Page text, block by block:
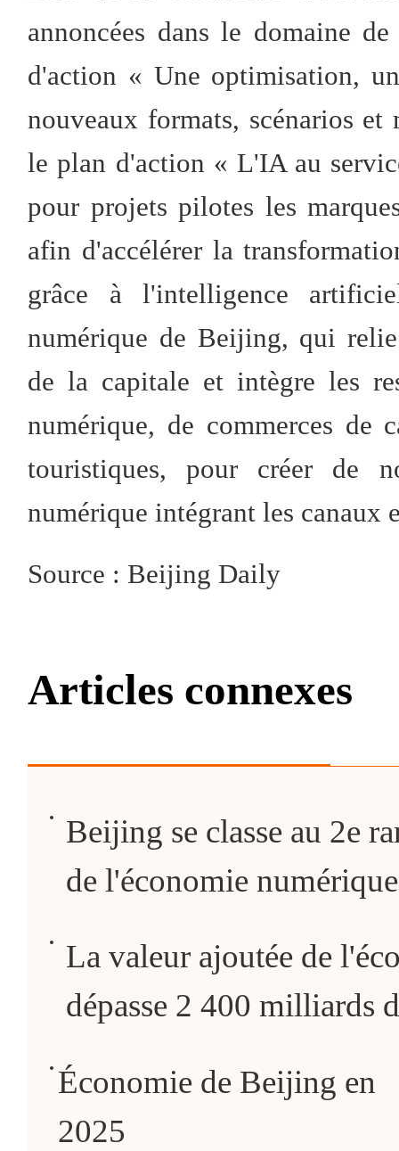
annoncées dans le domaine
d'action « Une optimisation,
nouveaux formats, scénarios
le plan d'action « L'IA au
pour projets pilotes les
afin d'accélérer la
grâce à l'intelligence
numérique de Beijing, qui
de la capitale et intègre les
numérique, de commerces de
touristiques, pour créer de
numérique intégrant les canaux
Source : Beijing Daily
Articles connexes
Beijing se classe au 2e
de l'économie
La valeur ajoutée de
dépasse 2 400 milliards
Économie de Beijing en
2025